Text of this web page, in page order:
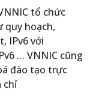
tổ chức
quy hoạch,
IPv6 với
… VNNIC cũng
đào tạo trực
chỉ